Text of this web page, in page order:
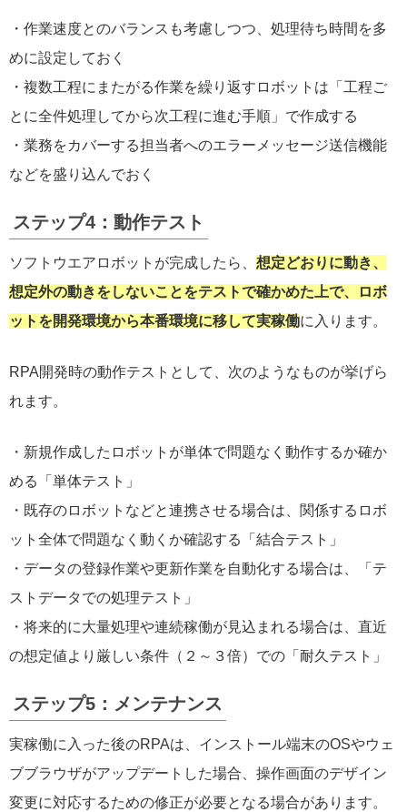
・作業速度とのバランスも考慮しつつ、処理待ち時間を多
めに設定しておく
・複数工程にまたがる作業を繰り返すロボットは「工程ご
とに全件処理してから次工程に進む手順」で作成する
・業務をカバーする担当者へのエラーメッセージ送信機能
などを盛り込んでおく
ステップ4：動作テスト
ソフトウエアロボットが完成したら、 想定どおりに動き、
想定外の動きをしないことをテストで確かめた上で、ロボ
ットを開発環境から本番環境に移して実稼働に入ります。
RPA開発時の動作テストとして、次のようなものが挙げら
れます。
・新規作成したロボットが単体で問題なく動作するか確か
める「単体テスト」
・既存のロボットなどと連携させる場合は、関係するロボ
ット全体で問題なく動くか確認する「結合テスト」
・データの登録作業や更新作業を自動化する場合は、「テ
ストデータでの処理テスト」
・将来的に大量処理や連続稼働が見込まれる場合は、直近
の想定値より厳しい条件（２～３倍）での「耐久テスト」
ステップ5：メンテナンス
実稼働に入った後のRPAは、インストール端末のOSやウェ
ブブラウザがアップデートした場合、操作画面のデザイン
変更に対応するための修正が必要となる場合があります。